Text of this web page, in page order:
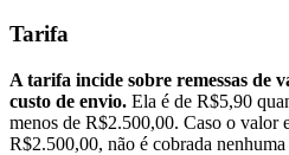
Tarifa
A tarifa incide sobre remessas de
custo de envio. Ela é de R$5,90
menos de R$2.500,00. Caso o valor
R$2.500,00, não é cobrada